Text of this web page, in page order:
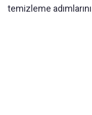
temizleme